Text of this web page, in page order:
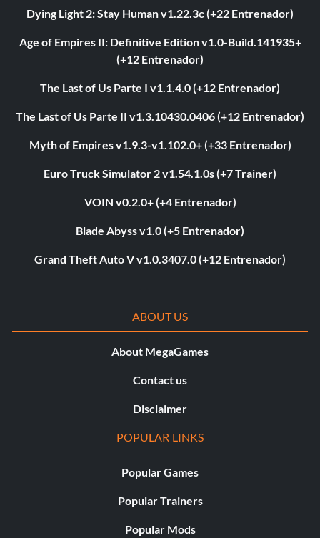
Dying Light 2: Stay Human v1.22.3c (+22 Entrenador)
Age of Empires II: Definitive Edition v1.0-Build.141935+
(+12 Entrenador)
The Last of Us Parte I v1.1.4.0 (+12 Entrenador)
The Last of Us Parte II v1.3.10430.0406 (+12 Entrenador)
Myth of Empires v1.9.3-v1.102.0+ (+33 Entrenador)
Euro Truck Simulator 2 v1.54.1.0s (+7 Trainer)
VOIN v0.2.0+ (+4 Entrenador)
Blade Abyss v1.0 (+5 Entrenador)
Grand Theft Auto V v1.0.3407.0 (+12 Entrenador)
ABOUT US
About MegaGames
Contact us
Disclaimer
POPULAR LINKS
Popular Games
Popular Trainers
Popular Mods